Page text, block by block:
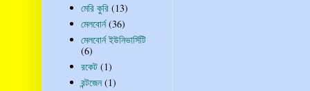
মেরি কুরি (13)
মেলবোর্ন (36)
মেলবোর্ন ইউনিভার্সিটি
(6)
রকেট (1)
রন্টজেন (1)